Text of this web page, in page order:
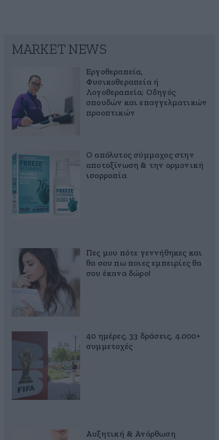
MARKET NEWS
Εργοθεραπεία,
Φυσικοθεραπεία ή
Λογοθεραπεία; Οδηγός
σπουδών και επαγγελματικών
προοπτικών
Ο απόλυτος σύμμαχος στην
αποτοξίνωση & την ορμονική
ισορροπία
Πες μου πότε γεννήθηκες και
θα σου πω ποιες εμπειρίες θα
σου έκανα δώρο!
40 ημέρες, 33 δράσεις, 4.000+
συμμετοχές
Αυξητική & Ανόρθωση